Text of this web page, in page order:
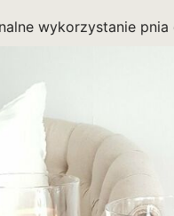
wykorzystanie pnia